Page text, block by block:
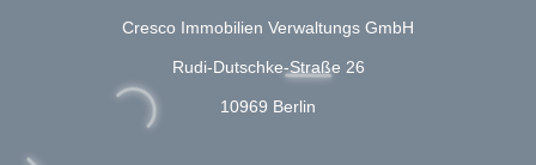
Cresco Immobilien Verwaltungs GmbH
Rudi-Dutschke-Straße 26
10969 Berlin